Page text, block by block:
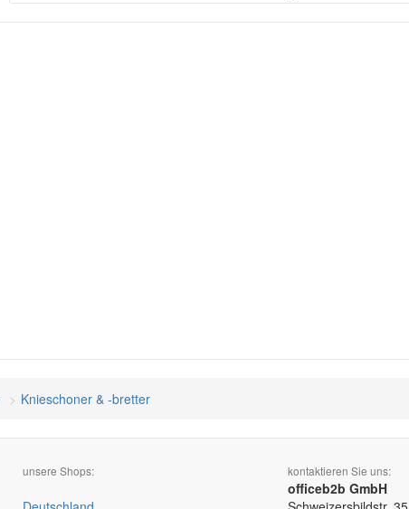
Knieschoner & -bretter
unsere Shops: kontaktieren Sie uns:
officeb2b GmbH